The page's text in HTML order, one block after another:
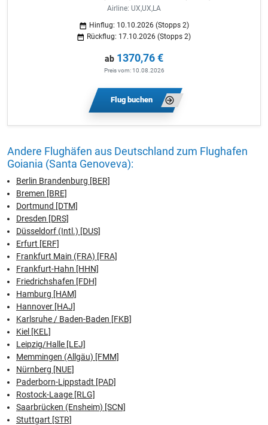
Airline: UX,UX,LA
Hinflug: 10.10.2026 (Stopps 2)
Rückflug: 17.10.2026 (Stopps 2)
ab 1370,76 €
Preis vom: 10.08.2026
Flug buchen
Andere Flughäfen aus Deutschland zum Flughafen
Goiania (Santa Genoveva):
Berlin Brandenburg [BER]
Bremen [BRE]
Dortmund [DTM]
Dresden [DRS]
Düsseldorf (Intl.) [DUS]
Erfurt [ERF]
Frankfurt Main (FRA) [FRA]
Frankfurt-Hahn [HHN]
Friedrichshafen [FDH]
Hamburg [HAM]
Hannover [HAJ]
Karlsruhe / Baden-Baden [FKB]
Kiel [KEL]
Leipzig/Halle [LEJ]
Memmingen (Allgäu) [FMM]
Nürnberg [NUE]
Paderborn-Lippstadt [PAD]
Rostock-Laage [RLG]
Saarbrücken (Ensheim) [SCN]
Stuttgart [STR]